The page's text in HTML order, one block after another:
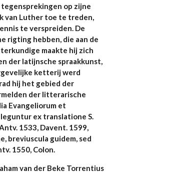
op zijne
van Luther toe te treden,
te verspreiden. De
rigting hebben, die aan de
maakte hij zich
der latijnsche spraakkunst,
ketterij werd
hij het gebied der
der litterarische
Evangeliorum et
ex translatione S.
1533, Davent. 1599,
breviuscula guidem, sed
1550, Colon.
van der Beke Torrentius